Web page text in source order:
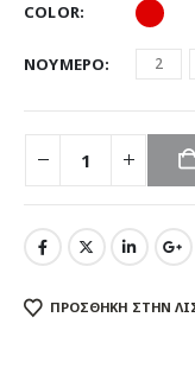
COLOR
ΝΟΥΜΕΡΟ 2
ΠΡΌΣΘΉΚΗ ΣΤΗΝ